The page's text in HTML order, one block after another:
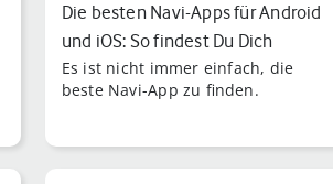
Die besten Navi-Apps für Android
und iOS: So findest Du Dich
imme…
Es ist nicht immer einfach, die
beste Navi-App zu finden.